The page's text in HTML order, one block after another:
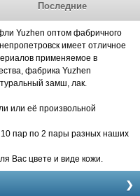
Последние
Yuzhen оптом фабричного
имеет отличное
применяемое в
фабрика Yuzhen
замш, лак.
или её произвольной
пар по 2 пары разных наших
Вас цвете и виде кожи.